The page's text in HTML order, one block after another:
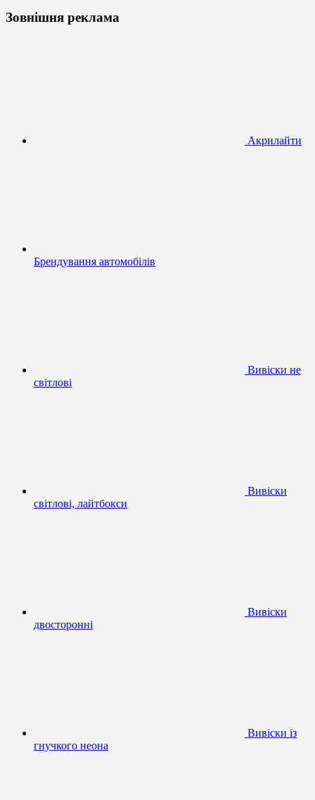
Зовнішня реклама
Акрилайти
Брендування автомобілів
Вивіски не
світлові
Вивіски
світлові, лайтбокси
Вивіски
двосторонні
Вивіски із
гнучкого неона